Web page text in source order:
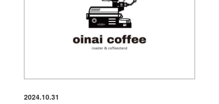
2024.10.31